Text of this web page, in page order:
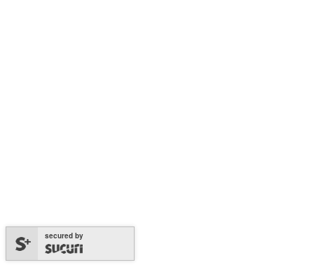
secured by